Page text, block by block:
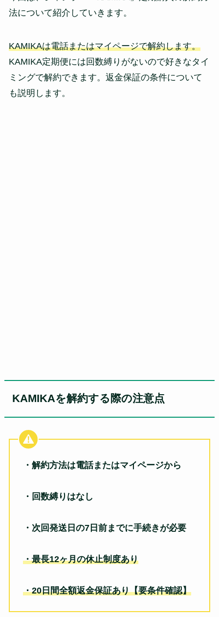
法について紹介していきます。
KAMIKAは電話またはマイページで解約します。
KAMIKA定期便には回数縛りがないので好きなタイ
ミングで解約できます。返金保証の条件について
も説明します。
KAMIKAを解約する際の注意点
・解約方法は電話またはマイページから
・回数縛りはなし
・次回発送日の7日前までに手続きが必要
・最長12ヶ月の休止制度あり
・20日間全額返金保証あり【要条件確認】